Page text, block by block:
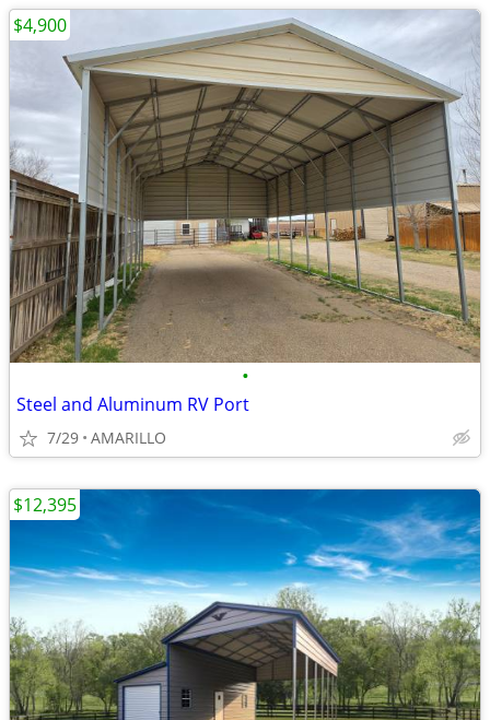
•
Steel and Aluminum RV Port
7/29 AMARILLO
$4,900
$12,395